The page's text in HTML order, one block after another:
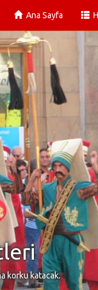
Ana Sayfa
korku katacak.